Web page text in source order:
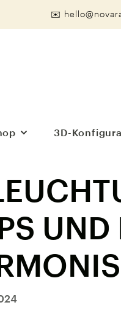
✉️
3D-
UND